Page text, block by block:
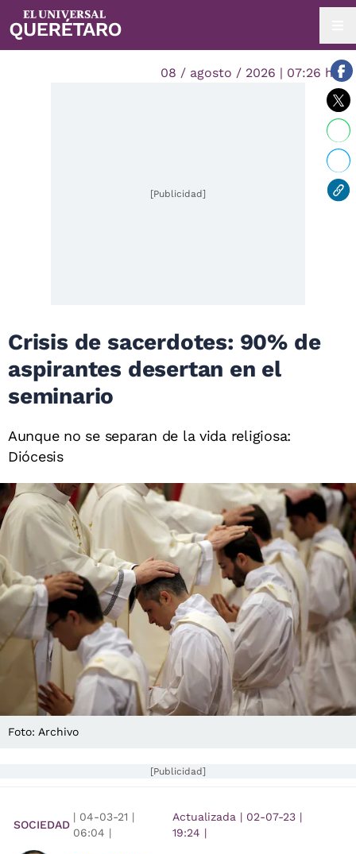
08 / agosto / 2026 | 07:26 hrs.
[Publicidad]
Crisis de sacerdotes: 90% de
aspirantes desertan en el
seminario
Aunque no se separan de la vida religiosa:
Diócesis
Foto: Archivo
[Publicidad]
SOCIEDAD
| 04-03-21 |
06:04 |
Actualizada | 02-07-23 |
19:24 |